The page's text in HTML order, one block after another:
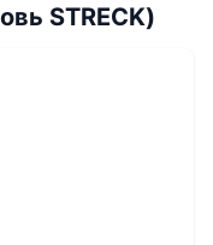
STRECK)